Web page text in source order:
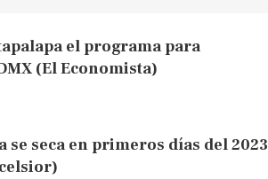
el programa para
(El Economista)
se seca en primeros días del 2023